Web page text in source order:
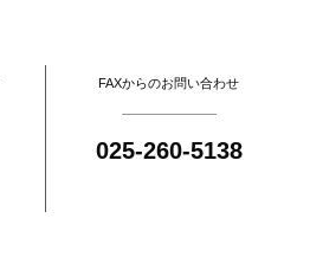
FAXからのお問い合わせ
025-260-5138